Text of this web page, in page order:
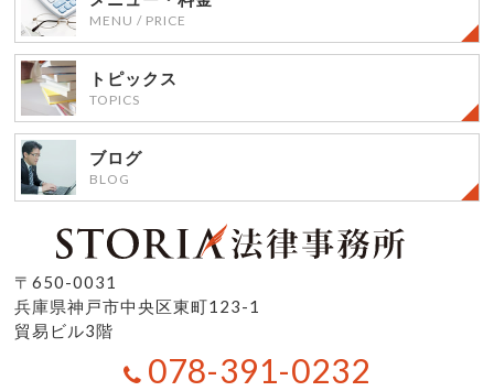
MENU / PRICE
トピックス
TOPICS
ブログ
BLOG
〒650-0031
兵庫県神戸市中央区東町123-1
貿易ビル3階
078-391-0232